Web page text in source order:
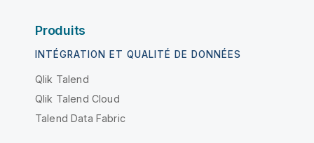
Produits
INTÉGRATION ET QUALITÉ DE DONNÉES
Qlik Talend
Qlik Talend Cloud
Talend Data Fabric